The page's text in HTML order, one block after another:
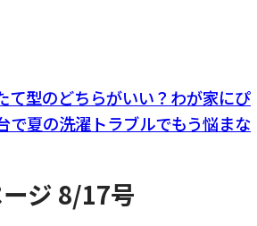
て型のどちらがいい？わが家にぴ
で夏の洗濯トラブルでもう悩まな
ジ 8/17号